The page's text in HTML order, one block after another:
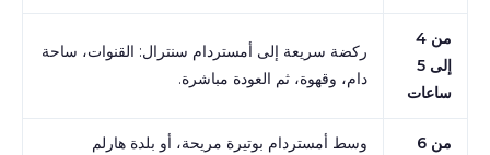
من 4
إلى 5
ساعات
ركضة سريعة إلى أمستردام سنترال: القنوات، ساحة
دام، وقهوة، ثم العودة مباشرة.
من 6
وسط أمستردام بوتيرة مريحة، أو بلدة هارلم